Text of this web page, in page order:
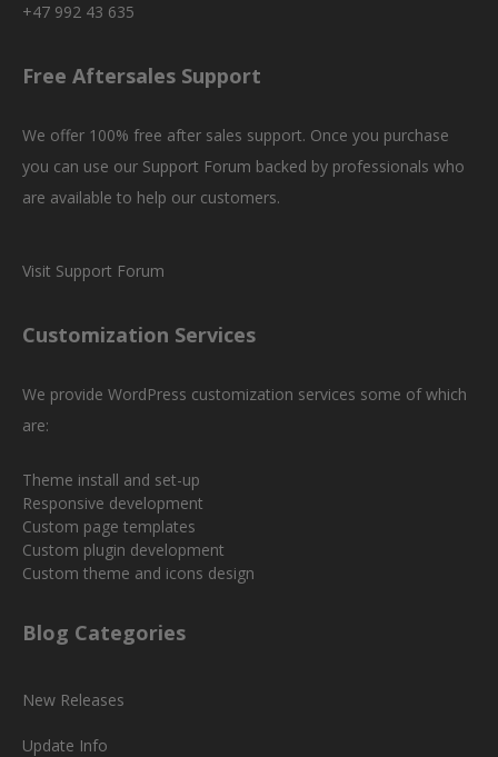
+47 992 43 635
Free Aftersales Support
We offer 100% free after sales support. Once you purchase
you can use our Support Forum backed by professionals who
are available to help our customers.
Visit Support Forum
Customization Services
We provide WordPress customization services some of which
are:
Theme install and set-up
Responsive development
Custom page templates
Custom plugin development
Custom theme and icons design
Blog Categories
New Releases
Update Info